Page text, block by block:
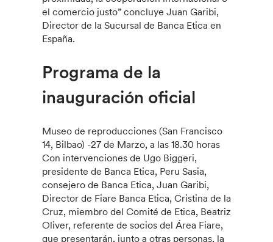
el comercio justo” concluye Juan Garibi,
Director de la Sucursal de Banca Etica en
España.
Programa de la
inauguración oficial
Museo de reproducciones (San Francisco
14, Bilbao) -27 de Marzo, a las 18.30 horas
Con intervenciones de Ugo Biggeri,
presidente de Banca Etica, Peru Sasia,
consejero de Banca Etica, Juan Garibi,
Director de Fiare Banca Etica, Cristina de la
Cruz, miembro del Comité de Etica, Beatriz
Oliver, referente de socios del Área Fiare,
que presentarán, junto a otras personas, la